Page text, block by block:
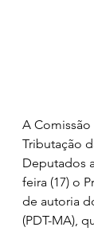
A Comissão
Tributação
Deputados
feira (17) o
de autoria
(PDT-MA),